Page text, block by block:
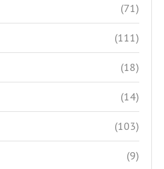
(71)
(111)
(18)
(14)
(103)
(9)